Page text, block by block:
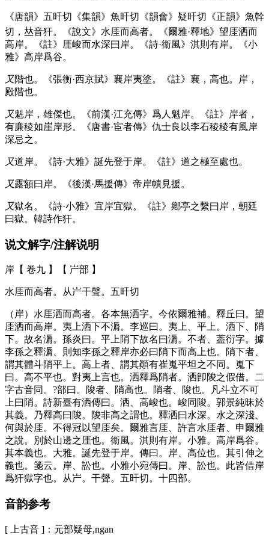
《唐韻》五旰切《集韻》魚旰切《韻會》疑旰切《正韻》魚幹
切，𠀤音犴。《說文》水厓而高者。《爾雅·釋地》望厓洒而
高岸。《註》厓峻而水深曰岸。《詩·衞風》淇則有岸。《小
雅》高岸爲谷。
又階也。《張衡·西京賦》襄岸夷塗。《註》襄，高也。岸，
殿階也。
又魁岸，雄傑也。《前漢·江充傳》爲人魁岸。《註》岸者，
有廉稜如崖岸形。《唐書·宦者傳》仇士良以李石稜稜有風岸
深忌之。
又道岸。《詩·大雅》誕先登于岸。《註》道之極至處也。
又露額曰岸。《後漢·馬援傳》帝岸幘見援。
又獄名。《詩·小雅》宜岸宜獄。《註》鄕亭之繫曰岸，朝廷
曰獄。韓詩作犴。
说文解字/注解说明
岸【 卷九 】【 屵部 】
水厓而高者。从屵干聲。五旰切
（岸）水厓洒而高者。各本無洒字。今依爾雅補。釋丘曰。望
厓洒而高岸。夷上洒下不漘。李巡曰。夷上、平上。洒下、陗
下。故名漘。孫炎曰。平上陗下故名曰漘。不者、葢衍字。據
李孫之釋漘、則知李孫之釋岸亦必曰陗下而高上也。陗下者、
謂其體斗陗平上。高上者、謂其顚有崔嵬平坦之不同。嵬下
曰。高不平也。對夷上言也。洒釋爲陗者。洒卽陖之假借。二
字古音同。?部曰。陖者、陗高也。陗者、陖也。凡斗立不可
上曰陗。詩新臺有洒傳曰。洒、高峻也。峻同陖。郭景純昧於
其義。乃釋高曰陖。陖非高之謂也。釋洒曰水深。水之深淺、
何與於厓。不得冠以望厓矣。爾雅言厓、許言水厓者、申爾雅
之說。別於山邊之厓也。衞風。淇則有岸。小雅。高岸爲谷。
其本義也。大雅。誕先登于岸。傳曰。岸、高位也。其引伸之
義也。箋云。岸、訟也。小雅小宛傳曰。岸、訟也。此皆借岸
爲犴獄字也。从屵。干聲。五旰切。十四部。
音韵参考
[ 上古音 ]：元部疑母,ngan